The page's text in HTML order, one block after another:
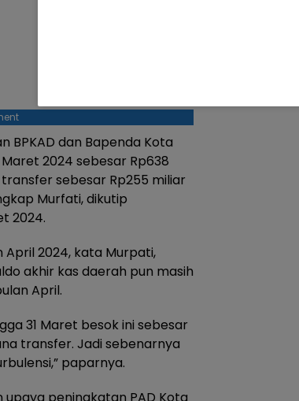
BPKAD dan Bapenda Kota
2024 sebesar Rp638
sebesar Rp255 miliar
Murfati, dikutip
2024.
2024, kata Murpati,
akhir kas daerah pun masih
April.
31 Maret besok ini sebesar
transfer. Jadi sebenarnya
paparnya.